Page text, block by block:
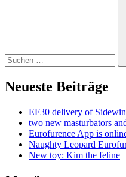
Neueste Beiträge
EF30 delivery of
two new masturbators
Eurofurence App is
Naughty Leopard
New toy: Kim the feline